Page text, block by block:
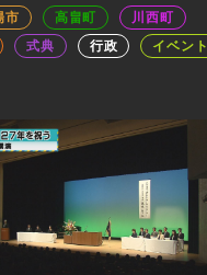
市 高畠町
川西町
式典 行政
イベント